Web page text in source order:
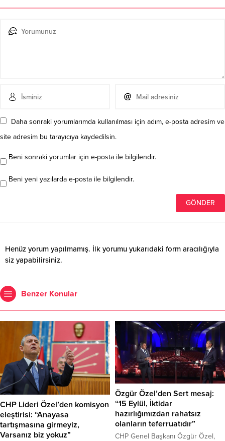
Daha sonraki yorumlarımda kullanılması için adım, e-posta adresim ve
site adresim bu tarayıcıya kaydedilsin.
Beni sonraki yorumlar için e-posta ile bilgilendir.
Beni yeni yazılarda e-posta ile bilgilendir.
Henüz yorum yapılmamış. İlk yorumu yukarıdaki form aracılığıyla
siz yapabilirsiniz.
Benzer Konular
CHP Lideri Özel’den komisyon
eleştirisi: “Anayasa
tartışmasına girmeyiz,
Varsanız biz yokuz”
Özgür Özel’den Sert mesaj:
“15 Eylül, İktidar
hazırlığımızdan rahatsız
olanların teferruatıdır”
CHP Genel Başkanı Özgür Özel,